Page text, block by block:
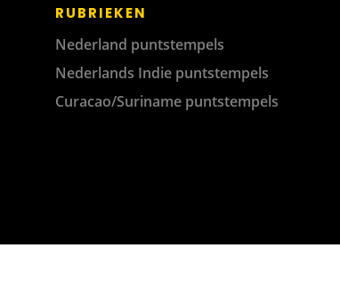
RUBRIEKEN
Nederland puntstempels
Nederlands Indie puntstempels
Curacao/Suriname puntstempels